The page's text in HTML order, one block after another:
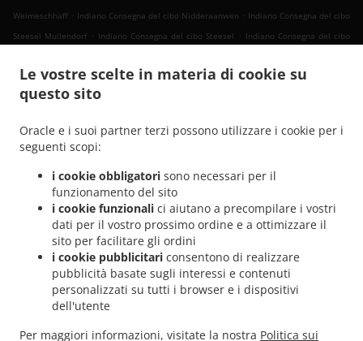
Le vostre scelte in materia di cookie su
questo sito
Oracle e i suoi partner terzi possono utilizzare i cookie per i
seguenti scopi:
i cookie obbligatori sono necessari per il
funzionamento del sito
i cookie funzionali ci aiutano a precompilare i vostri
dati per il vostro prossimo ordine e a ottimizzare il
sito per facilitare gli ordini
i cookie pubblicitari consentono di realizzare
pubblicità basate sugli interessi e contenuti
personalizzati su tutti i browser e i dispositivi
dell'utente
Per maggiori informazioni, visitate la nostra Politica sui
Weimeschhaff . Indiano Consegna del cibo Nidderaanwen . Indiano Consegna del cibo
Steesel Mullendorf . Indiano Consegna del cibo Steesel . Indiano Consegna del cibo
Bettembourg
. Indiano Consegna del cibo Mondercange Pontpierre
Consegna del cibo Mondercange Bergem
Consegna del cibo Heisdorf
. Indiano Consegna del cibo Pontpierre . Indiano
del cibo Livange . Indiano Consegna del cibo Weiler zum Tuer . Indiano Consegna del
cibo Weiler-la-Tour Hassel
. Indiano Consegna del cibo Weiler-la-Tour
Consegna del cibo Monnerich Steinbrücken
. Indiano Consegna del cibo Monnerich
Indiano Consegna del cibo Ehlange-sur-Mess
Indiano Consegna del cibo Findel Hamm . Indiano Consegna del cibo Findel
Consegna del cibo Reckingen/Mess Wickringen
.
Indiano Consegna del cibo
Reckingen/Mess Ehlange-sur-Mess
. Indiano Consegna del cibo Reckingen/Mess
. .